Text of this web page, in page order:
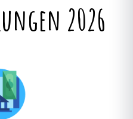
2026